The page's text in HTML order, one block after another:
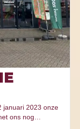
januari 2023 onze
ons nog…